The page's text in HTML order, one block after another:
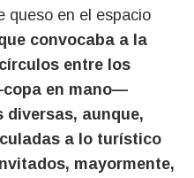
queso en el espacio
convocaba a la
entre los
en mano—
diversas, aunque,
a lo turístico
mayormente,